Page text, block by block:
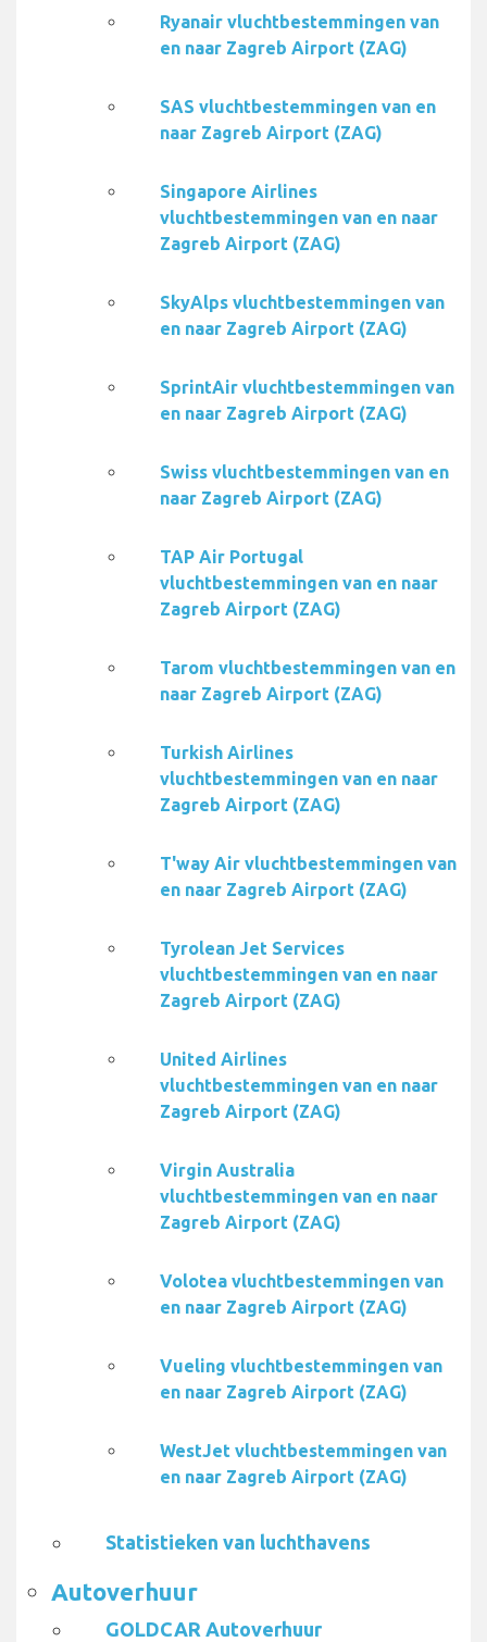
Ryanair vluchtbestemmingen van
en naar Zagreb Airport (ZAG)
SAS vluchtbestemmingen van en
naar Zagreb Airport (ZAG)
Singapore Airlines
vluchtbestemmingen van en naar
Zagreb Airport (ZAG)
SkyAlps vluchtbestemmingen van
en naar Zagreb Airport (ZAG)
SprintAir vluchtbestemmingen van
en naar Zagreb Airport (ZAG)
Swiss vluchtbestemmingen van en
naar Zagreb Airport (ZAG)
TAP Air Portugal
vluchtbestemmingen van en naar
Zagreb Airport (ZAG)
Tarom vluchtbestemmingen van en
naar Zagreb Airport (ZAG)
Turkish Airlines
vluchtbestemmingen van en naar
Zagreb Airport (ZAG)
T'way Air vluchtbestemmingen van
en naar Zagreb Airport (ZAG)
Tyrolean Jet Services
vluchtbestemmingen van en naar
Zagreb Airport (ZAG)
United Airlines
vluchtbestemmingen van en naar
Zagreb Airport (ZAG)
Virgin Australia
vluchtbestemmingen van en naar
Zagreb Airport (ZAG)
Volotea vluchtbestemmingen van
en naar Zagreb Airport (ZAG)
Vueling vluchtbestemmingen van
en naar Zagreb Airport (ZAG)
WestJet vluchtbestemmingen van
en naar Zagreb Airport (ZAG)
Statistieken van luchthavens
Autoverhuur
GOLDCAR Autoverhuur